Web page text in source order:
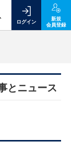
ログイン
新規
会員登録
とニュース